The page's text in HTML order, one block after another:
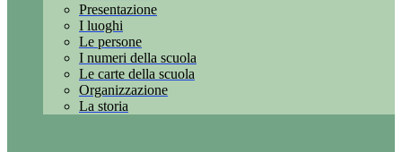
Presentazione
I luoghi
Le persone
I numeri della scuola
Le carte della scuola
Organizzazione
La storia